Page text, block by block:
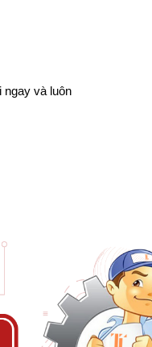
ngay và luôn